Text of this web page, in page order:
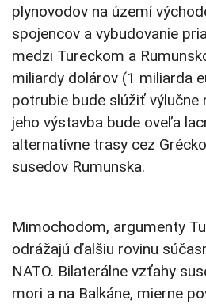
plynovodov na území
spojencov a vybudovanie
medzi Tureckom a
miliardy dolárov (1 miliarda
potrubie bude slúžiť výlučne
jeho výstavba bude oveľa
alternatívne trasy cez
susedov Rumunska.
Mimochodom, argumenty
odrážajú ďalšiu rovinu
NATO. Bilaterálne vzťahy
mori a na Balkáne, mierne